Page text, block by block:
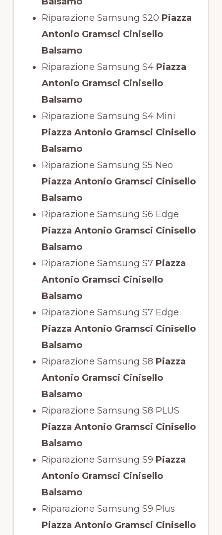
Riparazione Samsung S20 Piazza
Antonio Gramsci Cinisello
Balsamo
Riparazione Samsung S4Piazza
Antonio Gramsci Cinisello
Balsamo
Riparazione Samsung S4 Mini
Piazza Antonio Gramsci Cinisello
Balsamo
Riparazione Samsung S5 Neo
Piazza Antonio Gramsci Cinisello
Balsamo
Riparazione Samsung S6 Edge
Piazza Antonio Gramsci Cinisello
Balsamo
Riparazione Samsung S7Piazza
Antonio Gramsci Cinisello
Balsamo
Riparazione Samsung S7 Edge
Piazza Antonio Gramsci Cinisello
Balsamo
Riparazione Samsung S8 Piazza
Antonio Gramsci Cinisello
Balsamo
Riparazione Samsung S8 PLUS
Piazza Antonio Gramsci Cinisello
Balsamo
Riparazione Samsung S9 Piazza
Antonio Gramsci Cinisello
Balsamo
Riparazione Samsung S9 Plus
Piazza Antonio Gramsci Cinisello